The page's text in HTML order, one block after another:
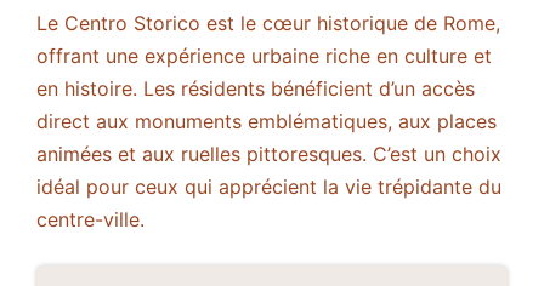
Le Centro Storico est le cœur historique de Rome,
offrant une expérience urbaine riche en culture et
en histoire. Les résidents bénéficient d’un accès
direct aux monuments emblématiques, aux places
animées et aux ruelles pittoresques. C’est un choix
idéal pour ceux qui apprécient la vie trépidante du
centre-ville.